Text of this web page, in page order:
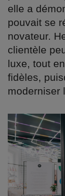
elle a
pouvait se
novateur.
clientèle
luxe, tout
fidèles,
moderniser